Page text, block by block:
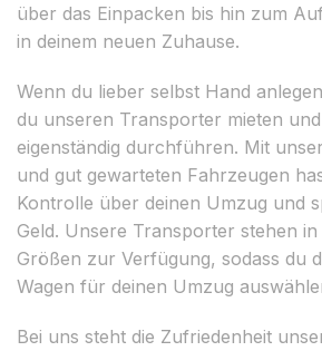
über das Einpacken bis hin zum
in deinem neuen Zuhause.
Wenn du lieber selbst Hand
du unseren Transporter mieten
eigenständig durchführen. Mit
und gut gewarteten Fahrzeugen
Kontrolle über deinen Umzug und
Geld. Unsere Transporter stehen
Größen zur Verfügung, sodass du
Wagen für deinen Umzug
Bei uns steht die Zufriedenheit